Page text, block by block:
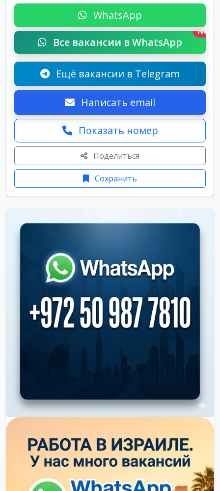
WhatsApp
Все вакансии в WhatsApp
New
Ещё вакансии в Telegram
Написать email
Показать номер
Поделиться
Сохранить